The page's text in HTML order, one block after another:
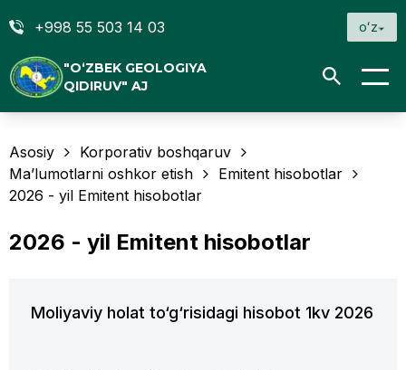
+998 55 503 14 03 oʻz
"O‘ZBEK GEOLOGIYA
QIDIRUV" AJ
Asosiy
Korporativ boshqaruv
Ma’lumotlarni oshkor etish
Emitent hisobotlar
2026 - yil Emitent hisobotlar
2026 - yil Emitent hisobotlar
Moliyaviy holat to‘g‘risidagi hisobot 1kv 2026